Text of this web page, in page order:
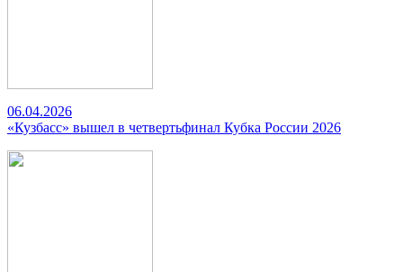
06.04.2026
«Кузбасс» вышел в четвертьфинал Кубка России 2026